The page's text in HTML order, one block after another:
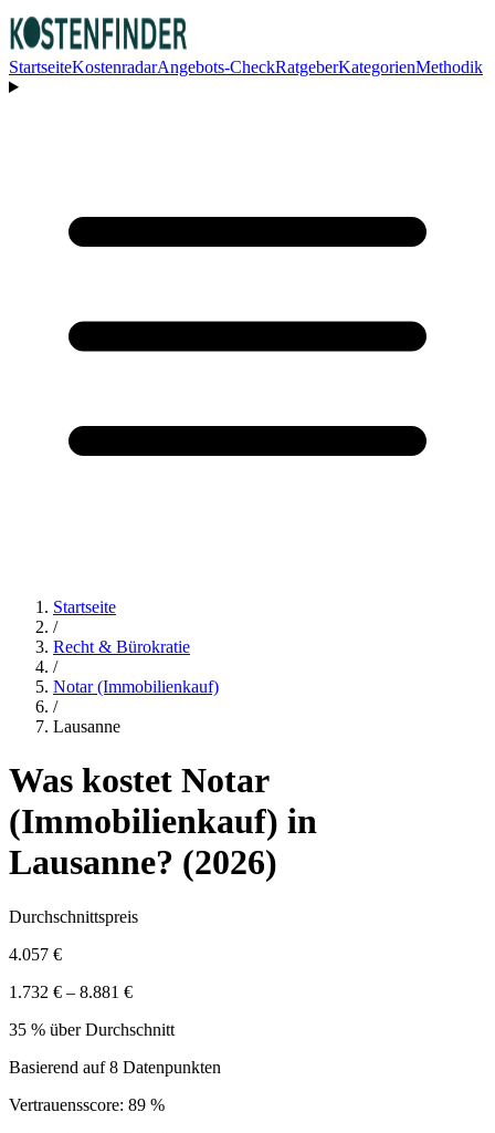
StartseiteKostenradarAngebots-CheckRatgeberKategorienMethodik
Startseite
/
Recht & Bürokratie
/
Notar (Immobilienkauf)
/
Lausanne
Was kostet Notar
(Immobilienkauf) in
Lausanne? (2026)
Durchschnittspreis
4.057 €
1.732 € – 8.881 €
35 % über Durchschnitt
Basierend auf8 Datenpunkten
Vertrauensscore: 89 %